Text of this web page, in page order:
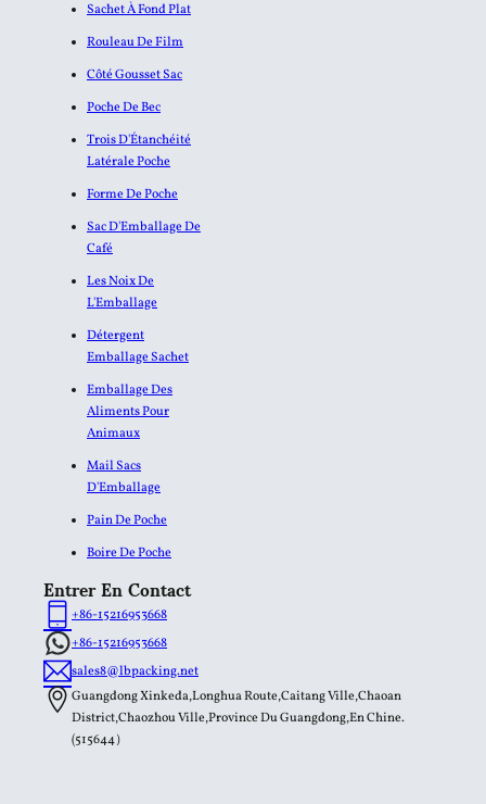
Sachet À Fond Plat
Rouleau De Film
Côté Gousset Sac
Poche De Bec
Trois D'Étanchéité
Latérale Poche
Forme De Poche
Sac D'Emballage De
Café
Les Noix De
L'Emballage
Détergent
Emballage Sachet
Emballage Des
Aliments Pour
Animaux
Mail Sacs
D'Emballage
Pain De Poche
Boire De Poche
Entrer En Contact
+86-15216953668
+86-15216953668
sales8@lbpacking.net
Guangdong Xinkeda,Longhua Route,Caitang Ville,Chaoan
District,Chaozhou Ville,Province Du Guangdong,En Chine.
(515644）